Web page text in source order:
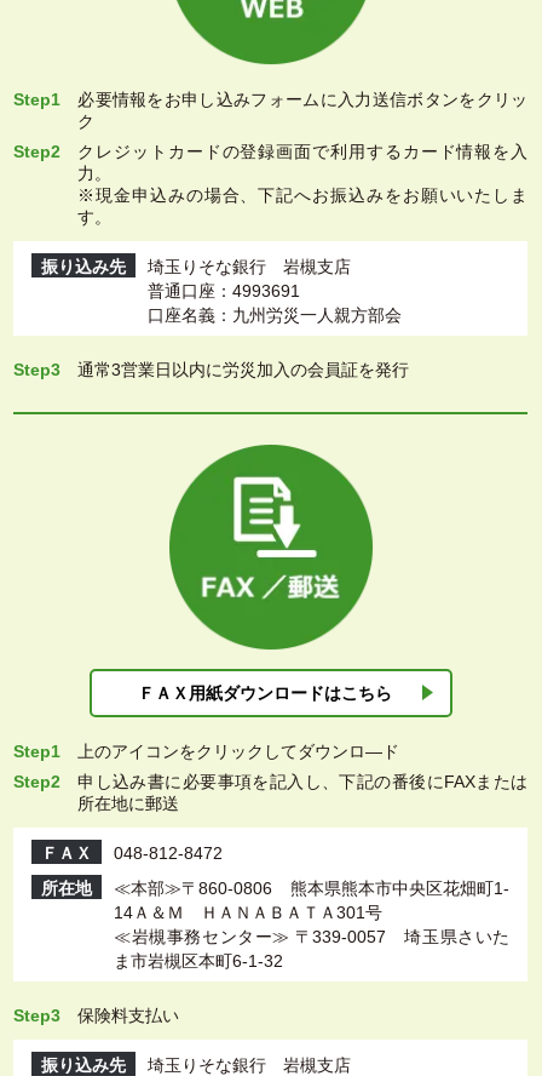
Step1
必要情報をお申し込みフォームに入力送信ボタンをクリッ
ク
Step2
クレジットカードの登録画面で利用するカード情報を入
力。
※現金申込みの場合、下記へお振込みをお願いいたしま
す。
振り込み先
埼玉りそな銀行 岩槻支店
普通口座：4993691
口座名義：九州労災一人親方部会
Step3 通常3営業日以内に労災加入の会員証を発行
ＦＡＸ用紙ダウンロードはこちら
Step1 上のアイコンをクリックしてダウンロ―ド
Step2
申し込み書に必要事項を記入し、下記の番後にFAXまたは
所在地に郵送
ＦＡＸ
048-812-8472
所在地
≪本部≫〒860-0806 熊本県熊本市中央区花畑町1-
14Ａ＆Ｍ ＨＡＮＡＢＡＴＡ301号
≪岩槻事務センター≫ 〒339-0057 埼玉県さいた
ま市岩槻区本町6-1-32
Step3 保険料支払い
振り込み先
埼玉りそな銀行 岩槻支店